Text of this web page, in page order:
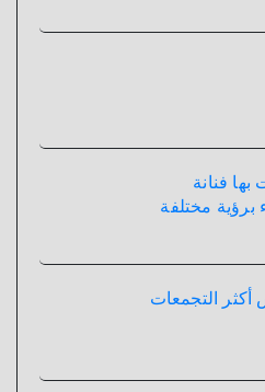
بها فنانة
برؤية مختلفة
التجمعات